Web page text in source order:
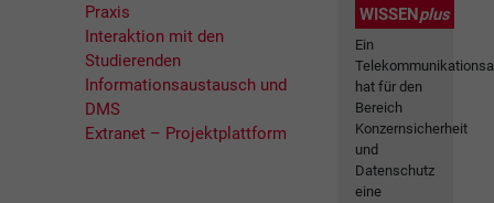
Praxis
Interaktion mit den
Studierenden
Informationsaustausch und
DMS
Extranet – Projektplattform
WISSENplus
Ein
hat für den
Bereich
Konzernsicherheit
und
Datenschutz
eine